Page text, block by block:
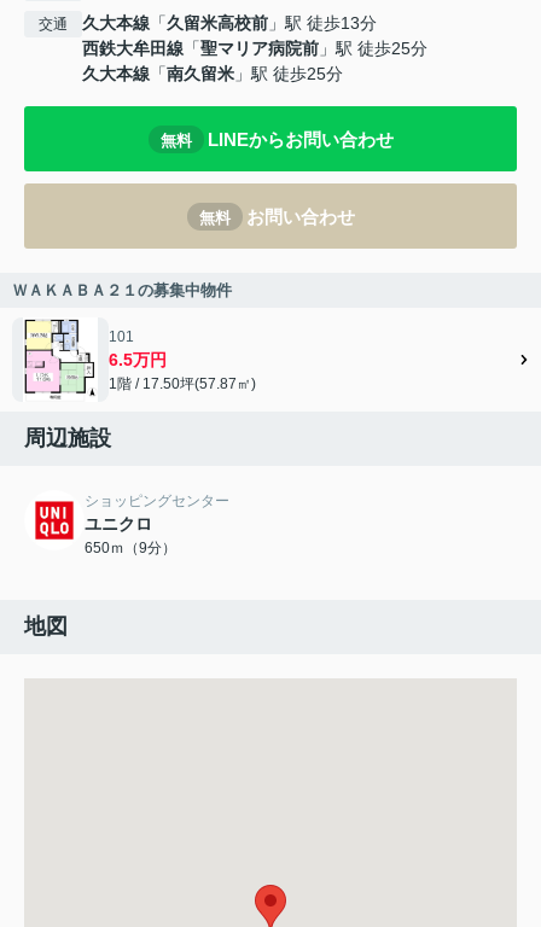
交通 久大本線 「久留米高校前 」駅 徒歩13分
西鉄大牟田線 「聖マリア病院前 」駅 徒歩25分
久大本線 「南久留米 」駅 徒歩25分
無料 LINEからお問い合わせ
無料 お問い合わせ
ＷＡＫＡＢＡ２１の募集中物件
101
6.5万円
1階 / 17.50坪(57.87㎡)
周辺施設
ショッピングセンター
ユニクロ
650ｍ（9分）
地図